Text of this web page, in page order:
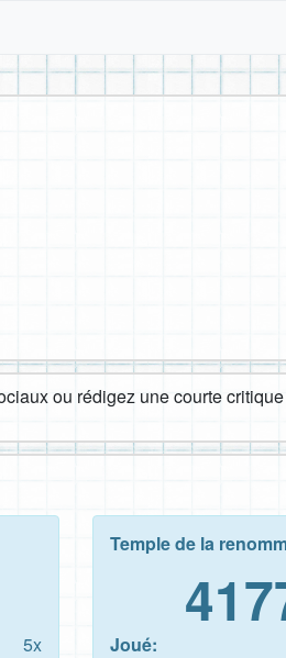
ou rédigez une courte
5x
Temple de la
Joué: